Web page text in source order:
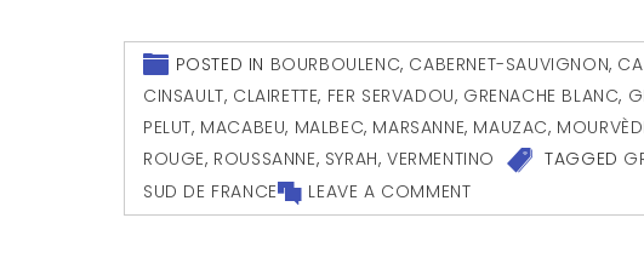
POSTED IN BOURBOULENC, CABERNET-SAUVIGNON,
CINSAULT, CLAIRETTE, FER SERVADOU, GRENACHE BLANC,
PELUT, MACABEU, MALBEC, MARSANNE, MAUZAC,
ROUGE, ROUSSANNE, SYRAH,VERMENTINO TAGGED
SUD DE FRANCE
LEAVE A COMMENT